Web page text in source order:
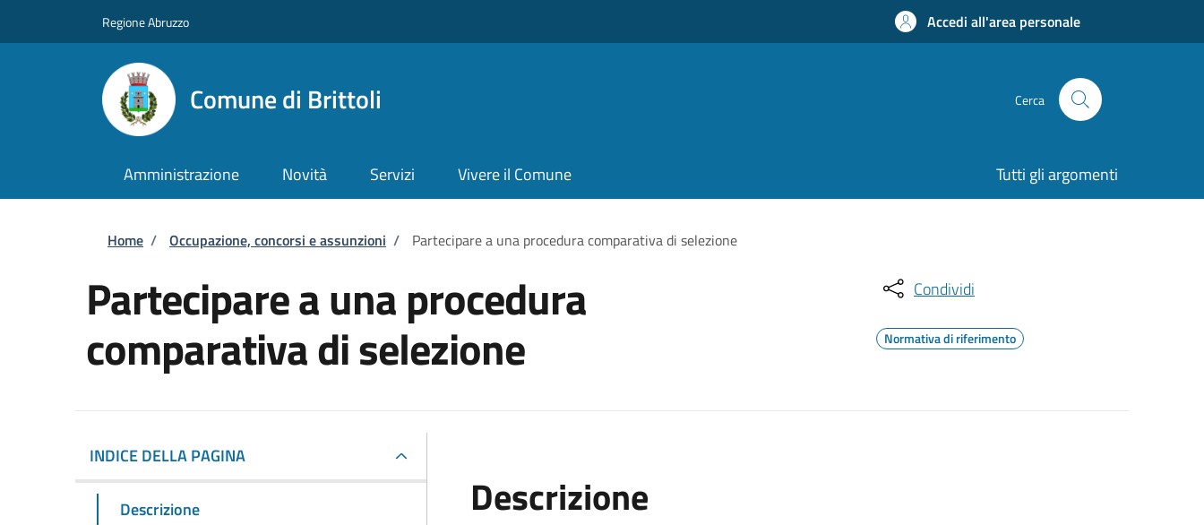
Regione Abruzzo Accedi all'area personale
Comune di Brittoli Cerca
Amministrazione Novità Servizi Vivere il Comune Tutti gli argomenti
Briciole di pane
Home / Occupazione, concorsi e assunzioni / Partecipare a una procedura comparativa di selezione
Partecipare a una procedura
comparativa di selezione
Condividi
Normativa di riferimento
INDICE DELLA PAGINA
Descrizione
Descrizione